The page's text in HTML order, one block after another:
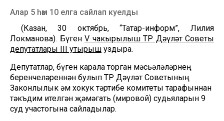
Алар 5 һәм 10 елга сайлап куелды
(Казан, 30 октябрь, “Татар-информ”, Лилия
Локманова). Бүген V чакырылыш ТР Дәүләт Советы
депутатлары III утырыш уздыра.
Депутатлар, бүген карала торган мәсьәләләрнең
беренчеләреннән булып ТР Дәүләт Советының
Законлылык һәм хокук тәртибе комитеты тарафыннан
тәкъдим ителгән җәмәгать (мировой) судьяларын 9
суд участогына сайладылар.